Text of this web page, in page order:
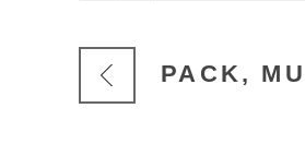
PACK,